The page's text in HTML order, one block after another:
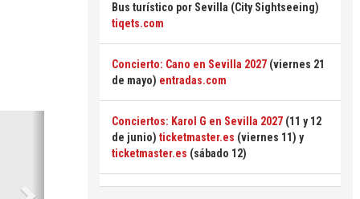
Bus turístico por Sevilla (City Sightseeing)
tiqets.com
Concierto: Cano en Sevilla 2027 (viernes 21
de mayo) entradas.com
Conciertos: Karol G en Sevilla 2027 (11 y 12
de junio) ticketmaster.es (viernes 11) y
ticketmaster.es (sábado 12)